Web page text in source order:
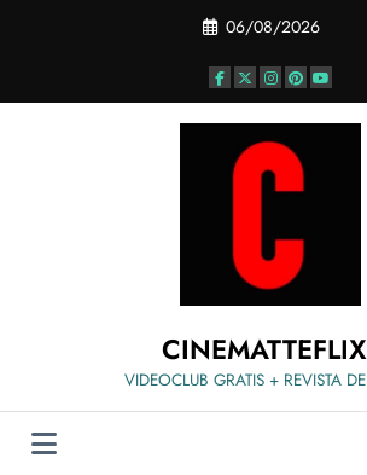
06/08/2026
CINEMATTEFLIX
VIDEOCLUB GRATIS + REVISTA